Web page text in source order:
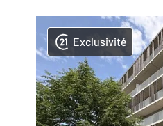
Exclusivité